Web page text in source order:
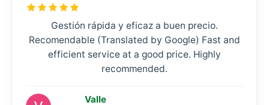
Gestión rápida y eficaz a buen precio.
Recomendable (Translated by Google) Fast and
efficient service at a good price. Highly
recommended.
Valle